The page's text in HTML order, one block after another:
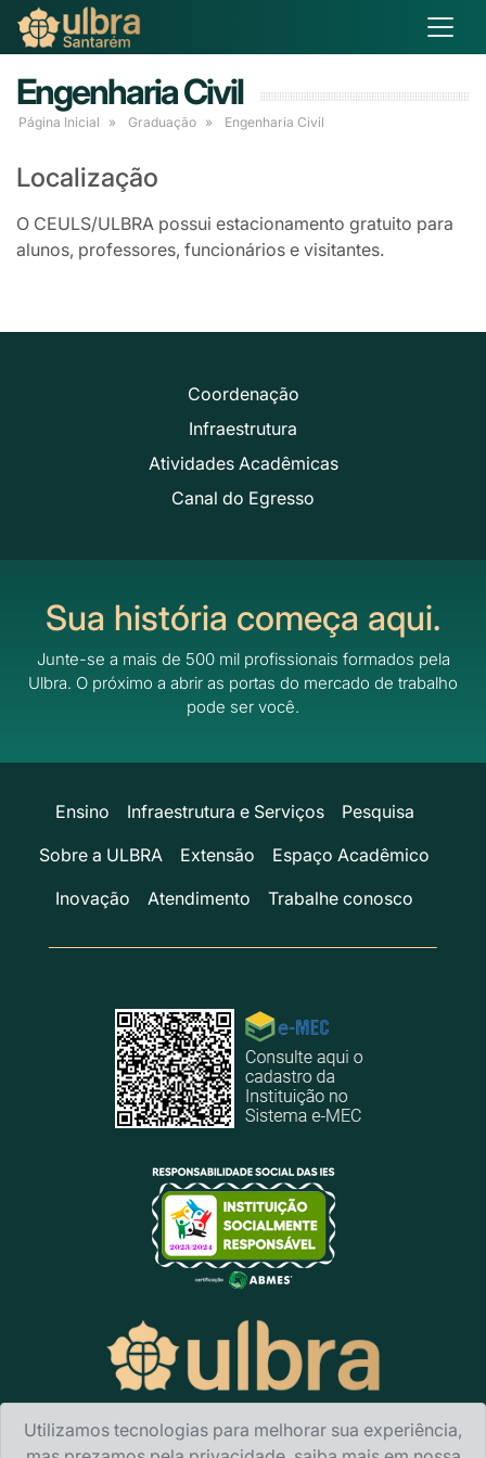
Engenharia Civil
Página Inicial Graduação Engenharia Civil
Localização
O CEULS/ULBRA possui estacionamento gratuito para
alunos, professores, funcionários e visitantes.
Coordenação
Infraestrutura
Atividades Acadêmicas
Canal do Egresso
Sua história começa aqui.
Junte-se a mais de 500 mil profissionais formados pela
Ulbra. O próximo a abrir as portas do mercado de trabalho
pode ser você.
Ensino Infraestrutura e Serviços
Pesquisa
Sobre a ULBRA
Extensão
Espaço Acadêmico
Inovação
Atendimento Trabalhe conosco
Utilizamos tecnologias para melhorar sua experiência,